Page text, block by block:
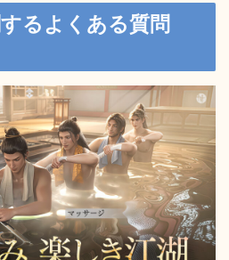
するよくある質問